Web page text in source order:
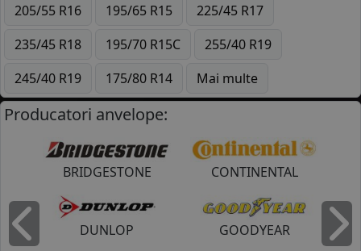
205/55 R16 195/65 R15
225/45 R17
235/45 R18
195/70 R15C
255/40 R19
245/40 R19
175/80 R14 Mai multe
Producatori anvelope:
BRIDGESTONE CONTINENTAL
DUNLOP GOODYEAR